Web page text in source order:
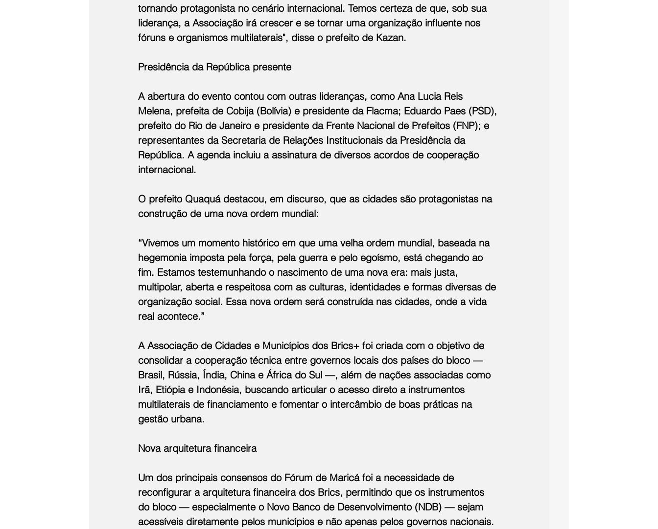
tornando protagonista no cenário internacional. Temos certeza de que, sob sua
liderança, a Associação irá crescer e se tornar uma organização influente nos
fóruns e organismos multilaterais", disse o prefeito de Kazan.
Presidência da República presente
A abertura do evento contou com outras lideranças, como Ana Lucia Reis
Melena, prefeita de Cobija (Bolívia) e presidente da Flacma; Eduardo Paes (PSD),
prefeito do Rio de Janeiro e presidente da Frente Nacional de Prefeitos (FNP); e
representantes da Secretaria de Relações Institucionais da Presidência da
República. A agenda incluiu a assinatura de diversos acordos de cooperação
internacional.
O prefeito Quaquá destacou, em discurso, que as cidades são protagonistas na
construção de uma nova ordem mundial:
“Vivemos um momento histórico em que uma velha ordem mundial, baseada na
hegemonia imposta pela força, pela guerra e pelo egoísmo, está chegando ao
fim. Estamos testemunhando o nascimento de uma nova era: mais justa,
multipolar, aberta e respeitosa com as culturas, identidades e formas diversas de
organização social. Essa nova ordem será construída nas cidades, onde a vida
real acontece.”
A Associação de Cidades e Municípios dos Brics+ foi criada com o objetivo de
consolidar a cooperação técnica entre governos locais dos países do bloco —
Brasil, Rússia, Índia, China e África do Sul —, além de nações associadas como
Irã, Etiópia e Indonésia, buscando articular o acesso direto a instrumentos
multilaterais de financiamento e fomentar o intercâmbio de boas práticas na
gestão urbana.
Nova arquitetura financeira
Um dos principais consensos do Fórum de Maricá foi a necessidade de
reconfigurar a arquitetura financeira dos Brics, permitindo que os instrumentos
do bloco — especialmente o Novo Banco de Desenvolvimento (NDB) — sejam
acessíveis diretamente pelos municípios e não apenas pelos governos nacionais.